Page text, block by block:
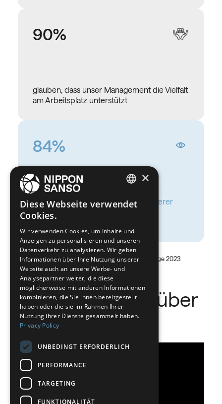
90%
glauben, dass unser Management die Vielfalt
am Arbeitsplatz unterstützt
84%
fühlen sich mit unseren Werten, unserer
Philosophie und unserer Vision als
Unternehmen im Einklang
Daten basierend auf MCG & NSCHD & me Umfrage 2023
Was wissen Sie über
Nippon Sanso?
SPANISH
FRENCH
ITALIAN
DANISH
BE
×
Diese Webseite verwendet
Cookies.
Wir verwenden Cookies, um Inhalte und
Anzeigen zu personalisieren und unseren
Datenverkehr zu analysieren. Wir geben
Informationen über Ihre Nutzung unserer
Website auch an unsere Werbe- und
Analysepartner weiter, die diese
möglicherweise mit anderen Informationen
kombinieren, die Sie ihnen bereitgestellt
haben oder die sie im Rahmen Ihrer
Nutzung ihrer Dienste gesammelt haben.
Privacy Policy
UNBEDINGT ERFORDERLICH
PERFORMANCE
TARGETING
FUNKTIONALITÄT